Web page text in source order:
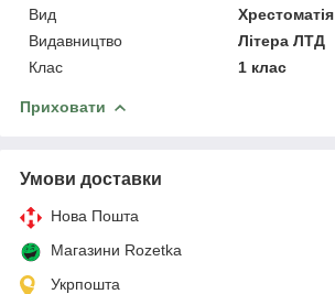
Вид
Хрестоматія
Видавництво
Літера ЛТД
Клас
1 клас
Приховати
Умови доставки
Нова Пошта
Магазини Rozetka
Укрпошта